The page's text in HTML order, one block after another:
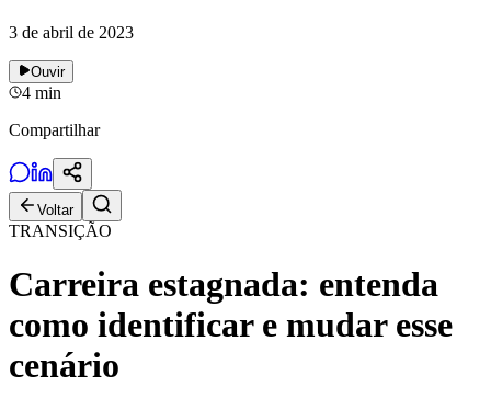
3 de abril de 2023
Ouvir
4 min
Compartilhar
Voltar
TRANSIÇÃO
Carreira estagnada: entenda
como identificar e mudar esse
cenário